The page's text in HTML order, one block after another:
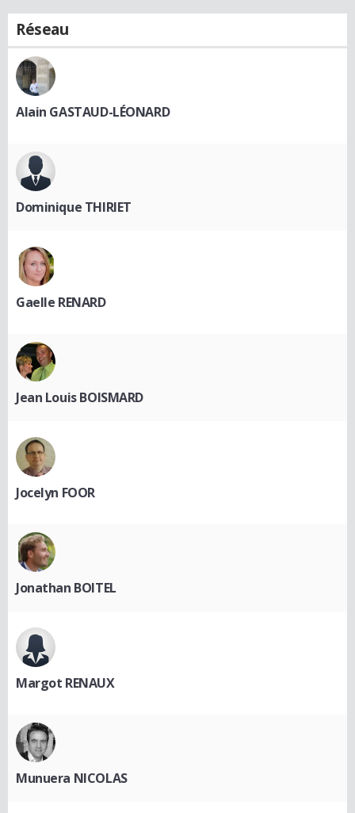
Réseau
Alain GASTAUD-LÉONARD
Dominique THIRIET
Gaelle RENARD
Jean Louis BOISMARD
Jocelyn FOOR
Jonathan BOITEL
Margot RENAUX
Munuera NICOLAS